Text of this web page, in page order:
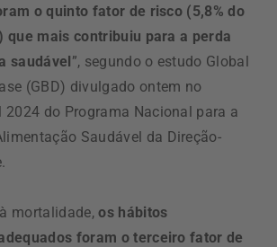
o quinto fator de risco (5,8% do
que mais contribuiu para a perda
saudável”, segundo o estudo Global
(GBD) divulgado ontem no
2024 do Programa Nacional para a
Saudável da Direção-
mortalidade,os hábitos
foram o terceiro fator de